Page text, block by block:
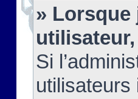
» Lorsque
Si